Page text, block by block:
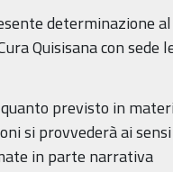
determinazione
Quisisana con sede
previsto in
si provvederà ai
in parte narrativa